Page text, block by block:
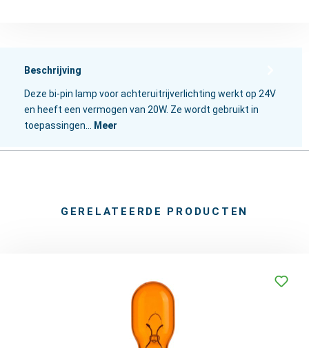
Beschrijving
Deze bi-pin lamp voor achteruitrijverlichting werkt op 24V
en heeft een vermogen van 20W. Ze wordt gebruikt in
toepassingen…
Meer
GERELATEERDE PRODUCTEN